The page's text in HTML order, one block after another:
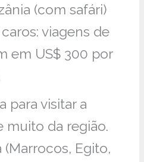
(com safári)
viagens de
em US$ 300 por
para visitar a
muito da região.
Egito,